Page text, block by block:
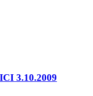
3.10.2009